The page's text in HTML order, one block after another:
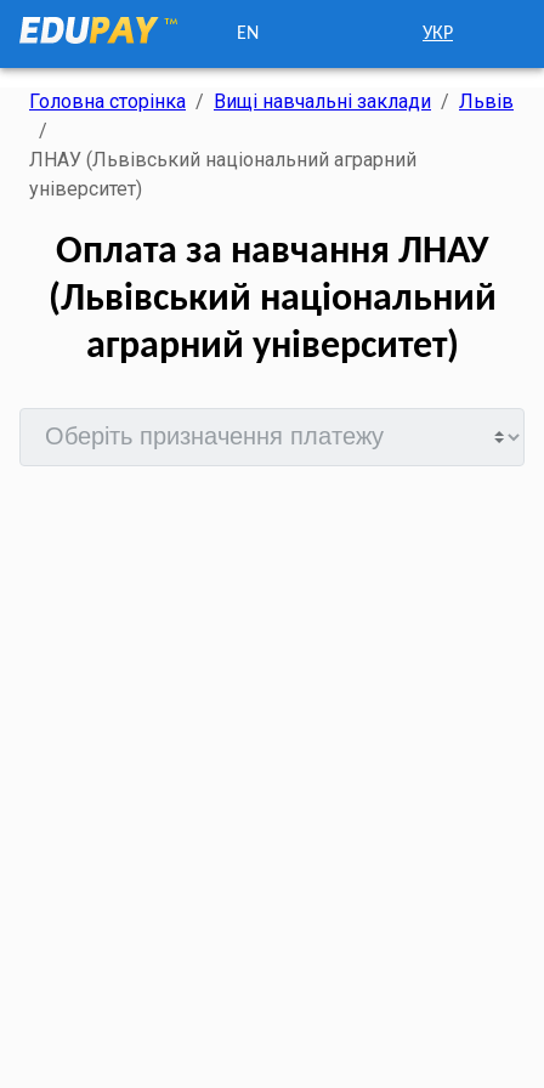
EN УКР
Головна сторінка / Вищі навчальні заклади / Львів
/
ЛНАУ (Львівський національний аграрний
університет)
Оплата за навчання ЛНАУ
(Львівський національний
аграрний університет)